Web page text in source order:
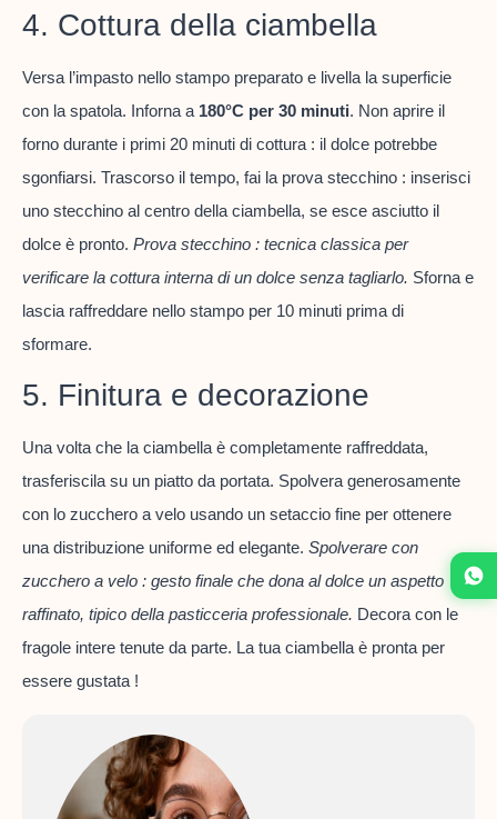
4. Cottura della ciambella
Versa l’impasto nello stampo preparato e livella la superficie
con la spatola. Inforna a 180°C per 30 minuti. Non aprire il
forno durante i primi 20 minuti di cottura : il dolce potrebbe
sgonfiarsi. Trascorso il tempo, fai la prova stecchino : inserisci
uno stecchino al centro della ciambella, se esce asciutto il
dolce è pronto. Prova stecchino : tecnica classica per
verificare la cottura interna di un dolce senza tagliarlo. Sforna e
lascia raffreddare nello stampo per 10 minuti prima di
sformare.
5. Finitura e decorazione
Una volta che la ciambella è completamente raffreddata,
trasferiscila su un piatto da portata. Spolvera generosamente
con lo zucchero a velo usando un setaccio fine per ottenere
una distribuzione uniforme ed elegante. Spolverare con
zucchero a velo : gesto finale che dona al dolce un aspetto
raffinato, tipico della pasticceria professionale. Decora con le
fragole intere tenute da parte. La tua ciambella è pronta per
essere gustata !